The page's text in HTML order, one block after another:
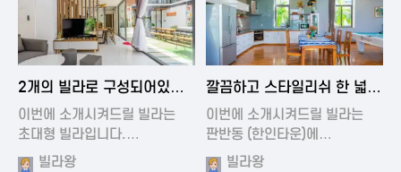
2024-11-19 00:54
2개의 빌라로 구성되어있는
대형 풀빌…
이번에 소개시켜드릴 빌라는
초대형 빌라입니다.…
빌라왕
2024-11-19 01:27
깔끔하고 스타일리쉬 한 넓은
풀빌라
이번에 소개시켜드릴 빌라는
판반동 (한인타운)에…
빌라왕